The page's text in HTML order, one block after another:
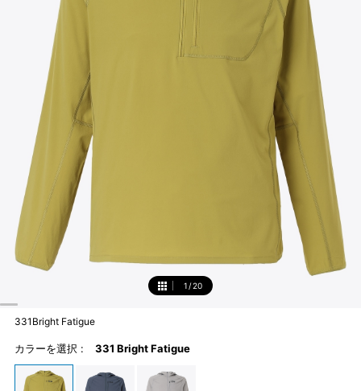
1 /20
331Bright Fatigue
カラーを選択 : 331 Bright Fatigue